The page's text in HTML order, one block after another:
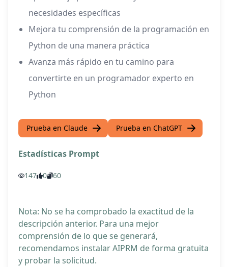
necesidades específicas
Mejora tu comprensión de la programación en
Python de una manera práctica
Avanza más rápido en tu camino para
convertirte en un programador experto en
Python
Prueba en Claude Prueba en ChatGPT
Estadísticas Prompt
147 0 60
Nota: No se ha comprobado la exactitud de la
descripción anterior. Para una mejor
comprensión de lo que se generará,
recomendamos instalar AIPRM de forma gratuita
y probar la solicitud.